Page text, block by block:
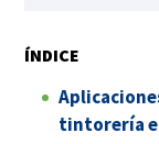
ÍNDICE
tintorería